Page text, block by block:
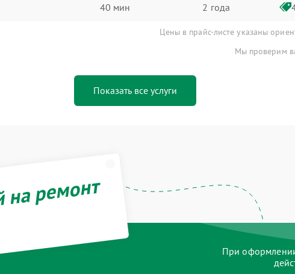
40 мин 2 года
Цены в прайс-листе указаны
Мы проверим
Показать все услуги
ремонт
При